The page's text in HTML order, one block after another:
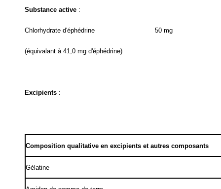
Substance active :
Chlorhydrate d'éphédrine 50 mg
(équivalant à 41,0 mg d'éphédrine)
Excipients :
Composition qualitative en excipients et autres composants
Gélatine